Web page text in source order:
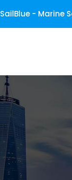
SailBlue - Marine